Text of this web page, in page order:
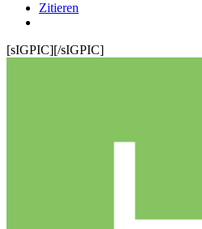
Zitieren
[sIGPIC][/sIGPIC]